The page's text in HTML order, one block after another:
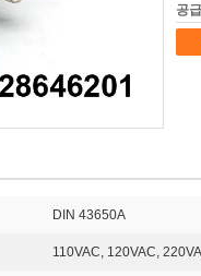
공
DIN 43650A
110VAC, 120VAC,